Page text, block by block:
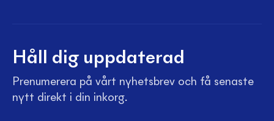
Håll dig uppdaterad
Prenumerera på vårt nyhetsbrev och få senaste
nytt direkt i din inkorg.